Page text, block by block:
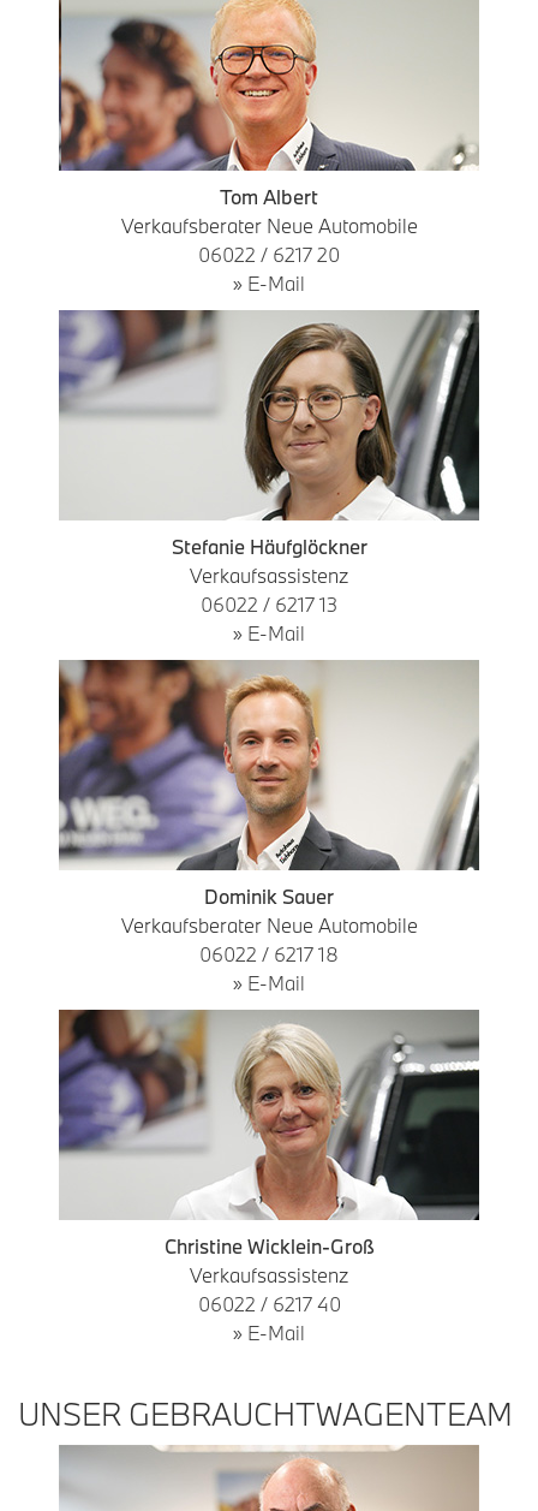
Tom Albert
Verkaufsberater Neue Automobile
06022 / 6217 20
» E-Mail
Stefanie Häufglöckner
Verkaufsassistenz
06022 / 6217 13
» E-Mail
Dominik Sauer
Verkaufsberater Neue Automobile
06022 / 6217 18
» E-Mail
Christine Wicklein-Groß
Verkaufsassistenz
06022 / 6217 40
» E-Mail
UNSER GEBRAUCHTWAGENTEAM